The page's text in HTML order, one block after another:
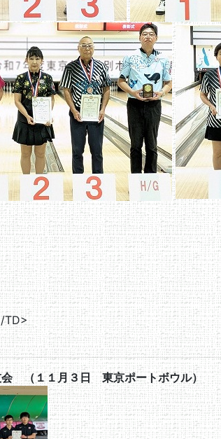
TD>
（１１月３日 東京ポートボウル）